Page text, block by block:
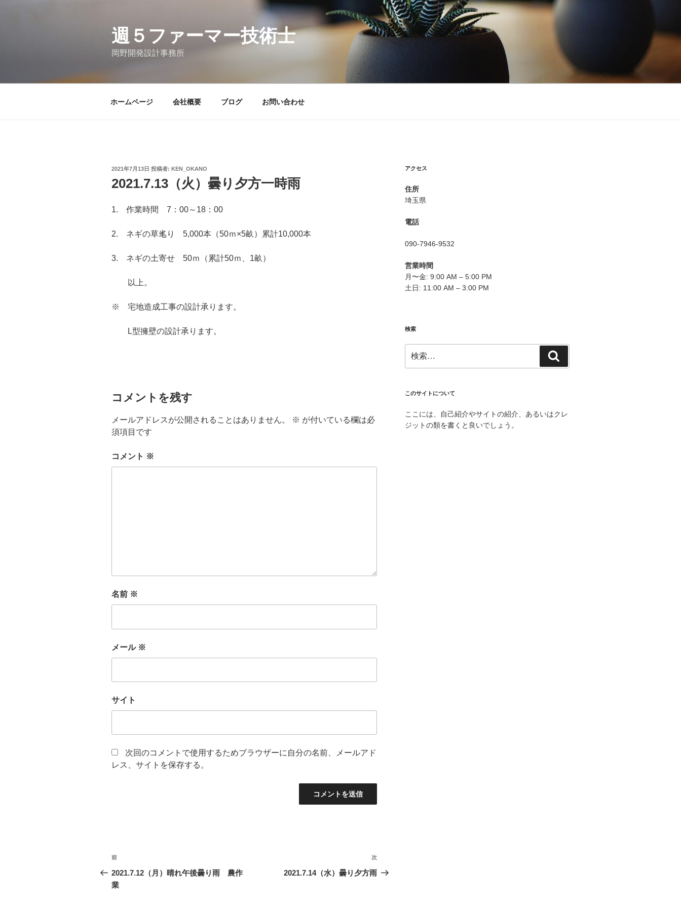
週５ファーマー技術士
岡野開発設計事務所
ホームページ 会社概要 ブログ お問い合わせ
投
日:
2021年7月13日 投稿者: KEN_OKANO
2021.7.13（火）曇り夕方一時雨
1. 作業時間 7：00～18：00
2. ネギの草毟り 5,000本（50ｍ×5畝）累計10,000本
3. ネギの土寄せ 50ｍ（累計50ｍ、1畝）
以上。
※ 宅地造成工事の設計承ります。
L型擁壁の設計承ります。
コメントを残す
メールアドレスが公開されることはありません。 ※ が付いている欄は必
須項目です
コメント ※
名前 ※
メール ※
サイト
次回のコメントで使用するためブラウザーに自分の名前、メールアド
レス、サイトを保存する。
投
稿
ナ
前
の
投
前
2021.7.12（月）晴れ午後曇り雨 農作
業
次
の
次
2021.7.14（水）曇り夕方雨
アクセス
住所
埼玉県
電話
090-7946-9532
営業時間
月〜金: 9:00 AM – 5:00 PM
土日: 11:00 AM – 3:00 PM
検索
索:
索
このサイトについて
ここには、自己紹介やサイトの紹介、あるいはクレ
ジットの類を書くと良いでしょう。